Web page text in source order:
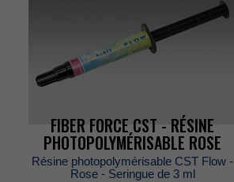
FIBERFORCECST-RÉSINE
PHOTOPOLYMÉRISABLEROSE
RésinephotopolymérisableCSTFlow-
Rose-Seringuede3ml